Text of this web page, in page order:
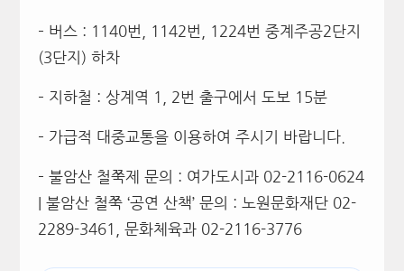
– 버스 : 1140번, 1142번, 1224번 중계주공2단지
(3단지) 하차
– 지하철 : 상계역 1, 2번 출구에서 도보 15분
– 가급적 대중교통을 이용하여 주시기 바랍니다.
– 불암산 철쭉제 문의 : 여가도시과 02-2116-0624
| 불암산 철쭉 ‘공연 산책’ 문의 : 노원문화재단 02-
2289-3461, 문화체육과 02-2116-3776